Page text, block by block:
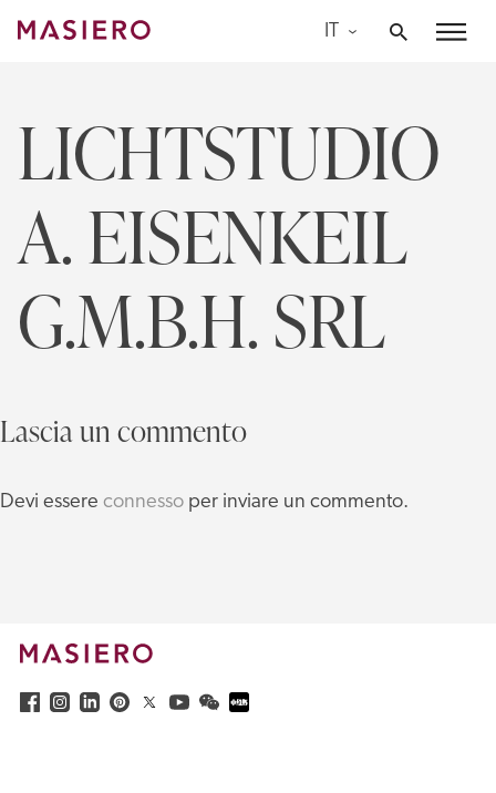
Skip
IT
LICHTSTUDIO
A. EISENKEIL
G.M.B.H. SRL
Lascia un commento
Devi essere connesso per inviare un commento.